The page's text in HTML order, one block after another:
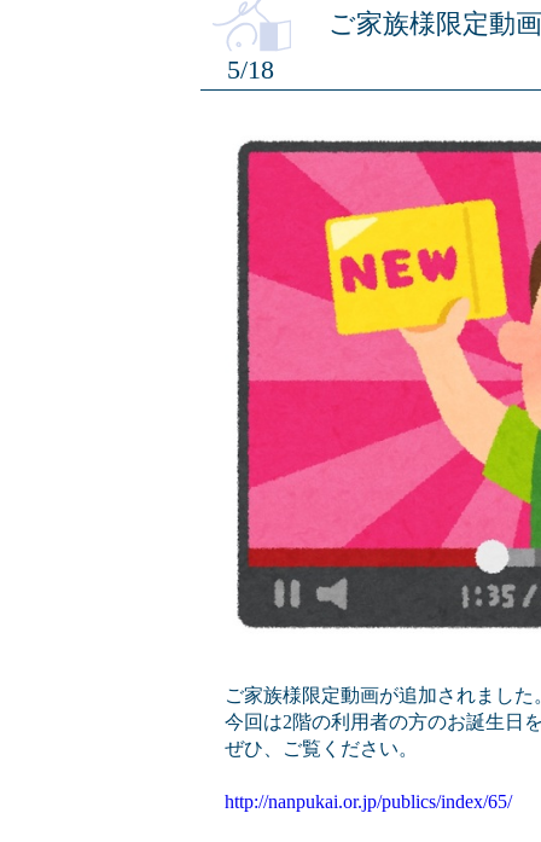
5/18
ご家族様限定動
ご家族様限定動画が追加されました
今回は2階の利用者の方のお誕生日
ぜひ、ご覧ください。
http://nanpukai.or.jp/publics/index/65/